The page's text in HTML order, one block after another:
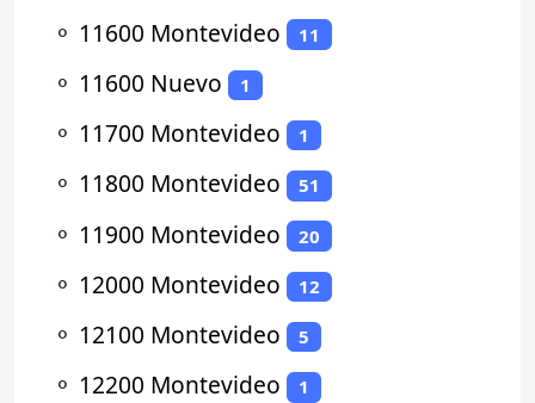
⚬ 11600 Montevideo 11
⚬ 11600 Nuevo 1
⚬ 11700 Montevideo 1
⚬ 11800 Montevideo 51
⚬ 11900 Montevideo 20
⚬ 12000 Montevideo 12
⚬ 12100 Montevideo 5
⚬ 12200 Montevideo 1